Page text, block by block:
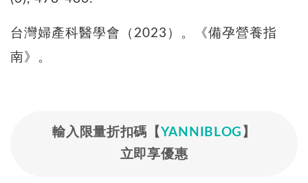
台灣婦產科醫學會（2023）。《備孕營養指
南》。
輸入限量折扣碼【 YANNIBLOG 】
立即享優惠